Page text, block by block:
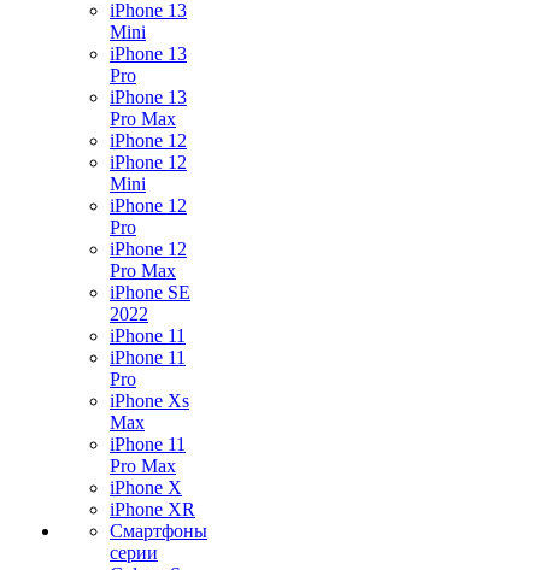
iPhone 13
Mini
iPhone 13
Pro
iPhone 13
Pro Max
iPhone 12
iPhone 12
Mini
iPhone 12
Pro
iPhone 12
Pro Max
iPhone SE
2022
iPhone 11
iPhone 11
Pro
iPhone Xs
Max
iPhone 11
Pro Max
iPhone X
iPhone XR
Смартфоны
серии